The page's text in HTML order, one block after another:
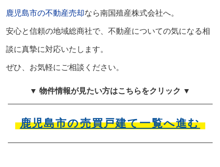
鹿児島市の不動産売却なら南国殖産株式会社へ。
安心と信頼の地域総商社で、不動産についての気になる相
談に真摯に対応いたします。
ぜひ、お気軽にご相談ください。
▼ 物件情報が見たい方はこちらをクリック ▼
鹿児島市の売買戸建て一覧へ進む